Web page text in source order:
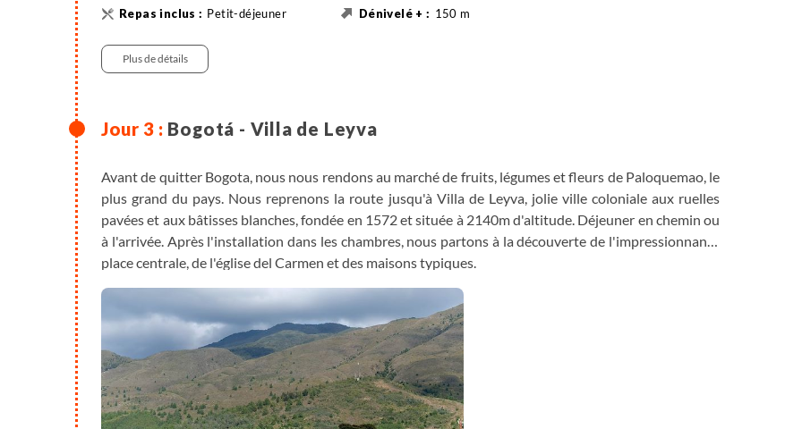
Petit-déjeuner
150 m
Plus de détails
Bogotá - Villa de Leyva
Avant de quitter Bogota, nous nous rendons au marché de fruits, légumes et fleurs de Paloquemao, le
plus grand du pays. Nous reprenons la route jusqu'à Villa de Leyva, jolie ville coloniale aux ruelles
pavées et aux bâtisses blanches, fondée en 1572 et située à 2140m d'altitude. Déjeuner en chemin ou
à l'arrivée. Après l'installation dans les chambres, nous partons à la découverte de l'impressionnante
place centrale, de l'église del Carmen et des maisons typiques.